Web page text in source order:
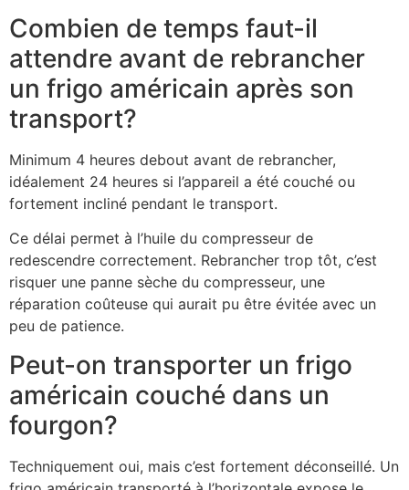
Combien de temps faut-il
attendre avant de rebrancher
un frigo américain après son
transport?
Minimum 4 heures debout avant de rebrancher,
idéalement 24 heures si l’appareil a été couché ou
fortement incliné pendant le transport.
Ce délai permet à l’huile du compresseur de
redescendre correctement. Rebrancher trop tôt, c’est
risquer une panne sèche du compresseur, une
réparation coûteuse qui aurait pu être évitée avec un
peu de patience.
Peut-on transporter un frigo
américain couché dans un
fourgon?
Techniquement oui, mais c’est fortement déconseillé. Un